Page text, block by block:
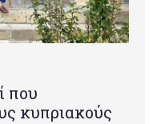
που
κυπριακούς